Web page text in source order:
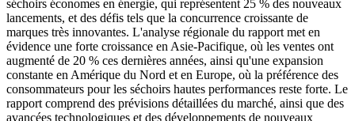
séchoirs économes en énergie, qui représentent 25 % des nouveaux
lancements, et des défis tels que la concurrence croissante de
marques très innovantes. L'analyse régionale du rapport met en
évidence une forte croissance en Asie-Pacifique, où les ventes ont
augmenté de 20 % ces dernières années, ainsi qu'une expansion
constante en Amérique du Nord et en Europe, où la préférence des
consommateurs pour les séchoirs hautes performances reste forte. Le
rapport comprend des prévisions détaillées du marché, ainsi que des
avancées technologiques et des développements de nouveaux